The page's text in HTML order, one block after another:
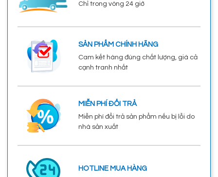
Chỉ trong vòng 24 giờ
SẢN PHẨM CHÍNH HÃNG
Cam kết hàng đúng chất lượng, giá cả
cạnh tranh nhất
MIỄN PHÍ ĐỔI TRẢ
Miễn phí đổi trả sản phẩm nếu bị lỗi do
nhà sản xuất
HOTLINE MUA HÀNG